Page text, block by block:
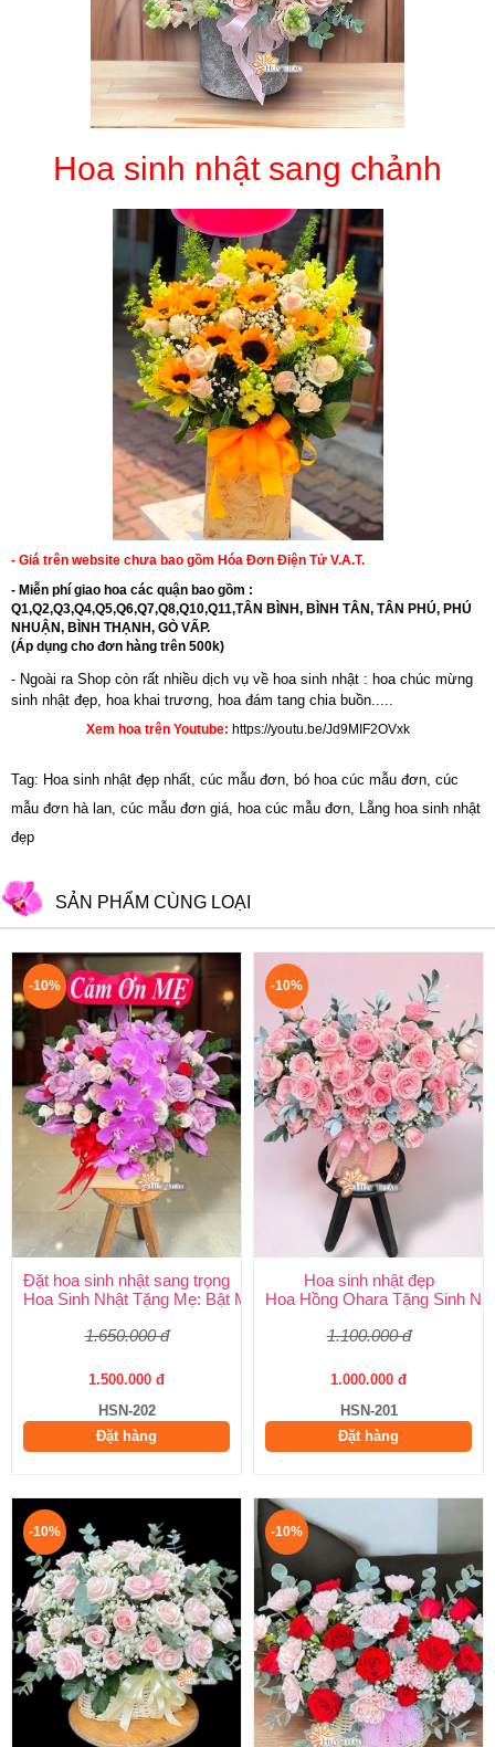
Hoa sinh nhật sang chảnh
- Giá trên website chưa bao gồm Hóa Đơn Điện Tử V.A.T.
- Miễn phí giao hoa các quận bao gồm :
Q1,Q2,Q3,Q4,Q5,Q6,Q7,Q8,Q10,Q11,TÂN BÌNH, BÌNH TÂN, TÂN PHÚ, PHÚ
NHUẬN, BÌNH THẠNH, GÒ VẤP.
(Áp dụng cho đơn hàng trên 500k)
- Ngoài ra Shop còn rất nhiều dịch vụ về hoa sinh nhật : hoa chúc mừng
sinh nhật đẹp, hoa khai trương, hoa đám tang chia buồn.....
Xem hoa trên Youtube: https://youtu.be/Jd9MIF2OVxk
Tag: Hoa sinh nhật đẹp nhất, cúc mẫu đơn, bó hoa cúc mẫu đơn, cúc
mẫu đơn hà lan, cúc mẫu đơn giá, hoa cúc mẫu đơn, Lẵng hoa sinh nhật
đẹp
SẢN PHẨM CÙNG LOẠI
-10%
Đặt hoa sinh nhật sang trọng
Hoa Sinh Nhật Tặng Mẹ: Bật Mí 5 Loại Hoa Ý Nghĩa & Cách
1.650.000 đ
1.500.000 đ
HSN-202
Đặt hàng
-10%
Hoa sinh nhật đẹp
Hoa Hồng Ohara Tặng Sinh
1.100.000 đ
1.000.000 đ
HSN-201
Đặt hàng
-10% -10%